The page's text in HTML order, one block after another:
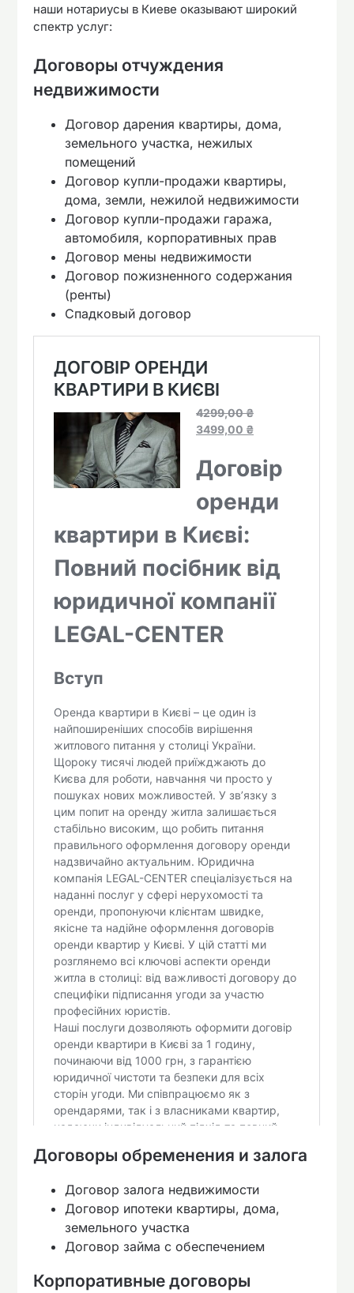
наши нотариусы в Киеве оказывают широкий
спектр услуг:
Договоры отчуждения
недвижимости
Договор дарения квартиры, дома,
земельного участка, нежилых
помещений
Договор купли-продажи квартиры,
дома, земли, нежилой недвижимости
Договор купли-продажи гаража,
автомобиля, корпоративных прав
Договор мены недвижимости
Договор пожизненного содержания
(ренты)
Спадковый договор
Договоры обременения и залога
Договор залога недвижимости
Договор ипотеки квартиры, дома,
земельного участка
Договор займа с обеспечением
Корпоративные договоры